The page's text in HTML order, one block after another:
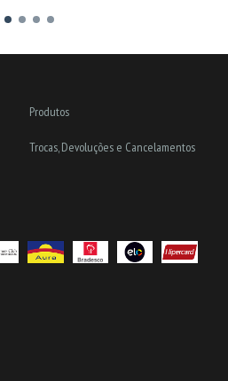
Produtos
Trocas, Devoluções e Cancelamentos